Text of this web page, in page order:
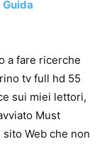
Guida
a fare ricerche
tv full hd 55
sui miei lettori,
Must
Web che non